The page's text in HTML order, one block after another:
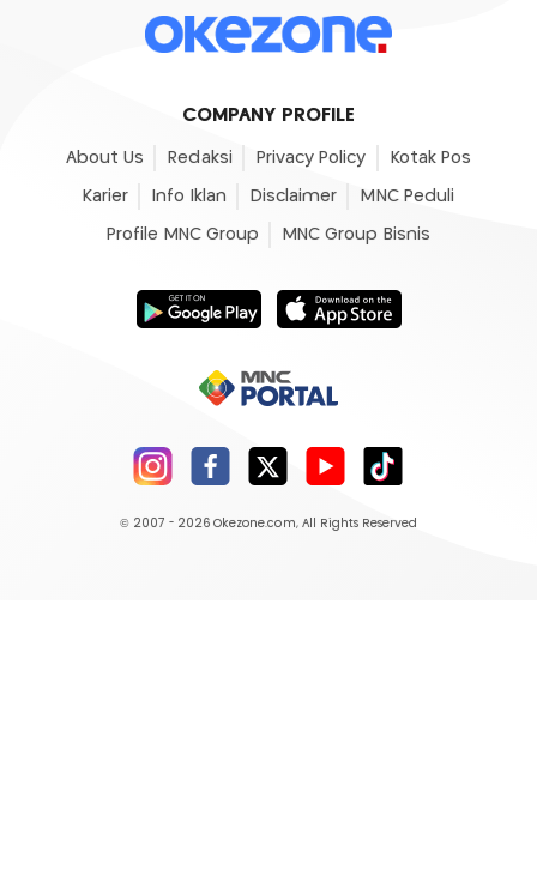
COMPANY PROFILE
About Us Redaksi Privacy Policy Kotak Pos
Karier Info Iklan Disclaimer MNC Peduli
Profile MNC Group MNC Group Bisnis
© 2007 - 2026 Okezone.com, All Rights Reserved